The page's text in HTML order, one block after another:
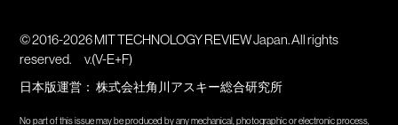
© 2016-2026 MIT TECHNOLOGY REVIEW Japan. All rights
reserved.
v.(V-E+F)
日本版運営：株式会社角川アスキー総合研究所
No part of this issue may be produced by any mechanical, photographic or electronic process,